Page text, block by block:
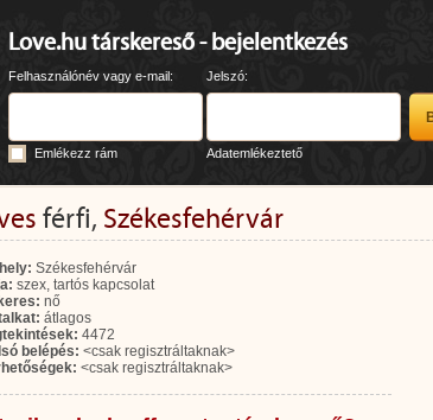
Love.hu társkereső - bejelentkezés
Felhasználónév vagy e-mail: Jelszó:
Emlékezz rám Adatemlékeztető
férfi, Székesfehérvár
Székesfehérvár
szex, tartós kapcsolat
nő
átlagos
4472
belépés: <csak regisztráltaknak>
<csak regisztráltaknak>